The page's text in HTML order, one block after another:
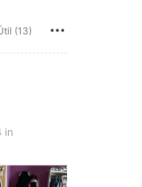
(13)
97 cm / 38 in,
in